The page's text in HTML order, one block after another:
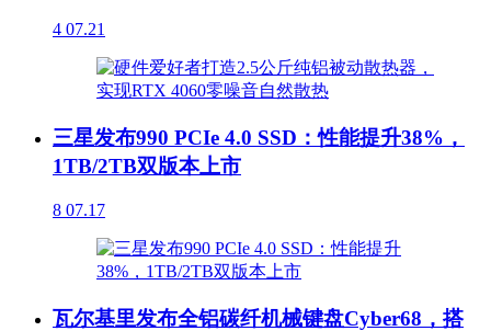
4 07.21
三星发布990 PCIe 4.0 SSD：性能提升38%，
1TB/2TB双版本上市
8 07.17
瓦尔基里发布全铝碳纤机械键盘Cyber68，搭